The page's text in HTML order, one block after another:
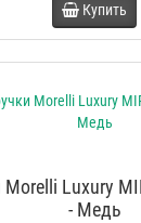
Купить
Luxury
- Медь